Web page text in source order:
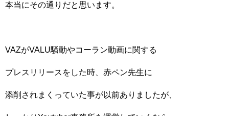
本当にその通りだと思います。
VAZがVALU騒動やコーラン動画に関する
プレスリリースをした時、赤ペン先生に
添削されまくっていた事が以前ありましたが、